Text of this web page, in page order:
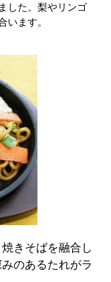
した。梨やリンゴ
います。
きそばを融合し
のあるたれがラ